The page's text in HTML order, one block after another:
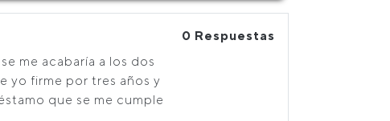
0 Respuestas
me acabaría a los dos
yo firme por tres años y
que se me cumple